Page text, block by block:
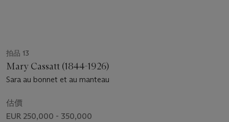
拍品 13
Mary Cassatt (1844-1926)
Sara au bonnet et au manteau
估價
EUR 250,000 - 350,000